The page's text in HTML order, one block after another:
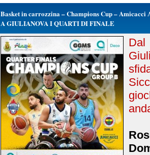
Basket in carrozzina – Champions Cup – Amicacci
A GIULIANOVA I QUARTI DI FINALE